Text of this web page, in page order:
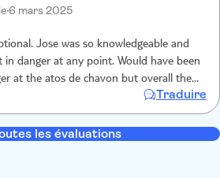
6 mars 2025
Jose was so knowledgeable and
danger at any point. Would have been
at the atos de chavon but overall the
money and highly enjoyable
Traduire
les évaluations